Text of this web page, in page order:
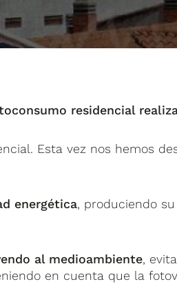
residencial
Esta vez nos hemos
energética, produciendo
al medioambiente,
en cuenta que la